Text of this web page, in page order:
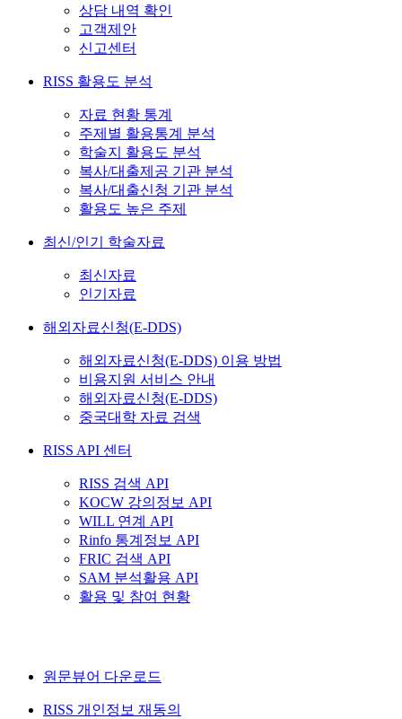
상담 내역 확인
고객제안
신고센터
RISS 활용도 분석
자료 현황 통계
주제별 활용통계 분석
학술지 활용도 분석
복사/대출제공 기관 분석
복사/대출신청 기관 분석
활용도 높은 주제
최신/인기 학술자료
최신자료
인기자료
해외자료신청(E-DDS)
해외자료신청(E-DDS) 이용 방법
비용지원 서비스 안내
해외자료신청(E-DDS)
중국대학 자료 검색
RISS API 센터
RISS 검색 API
KOCW 강의정보 API
WILL 연계 API
Rinfo 통계정보 API
FRIC 검색 API
SAM 분석활용 API
활용 및 참여 현황
원문뷰어 다운로드
RISS 개인정보 재동의